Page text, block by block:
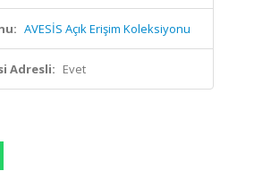
AVESİS Açık Erişim Koleksiyonu
Adresli: Evet